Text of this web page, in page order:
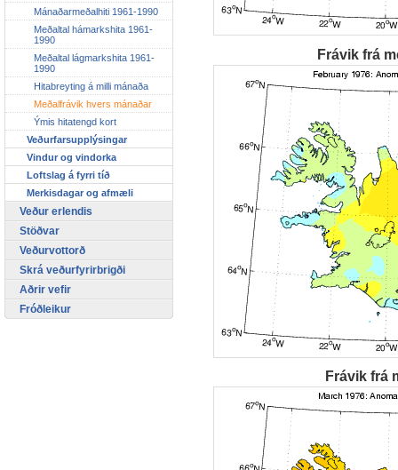
Frávik frá
Frávik frá
Mánaðarmeðalhiti 1961-1990
Meðaltal hámarkshita 1961-
1990
Meðaltal lágmarkshita 1961-
1990
Hitabreyting á milli mánaða
Meðalfrávik hvers mánaðar
Ýmis hitatengd kort
Veðurfarsupplýsingar
Vindur og vindorka
Loftslag á fyrri tíð
Merkisdagar og afmæli
Veður erlendis
Stöðvar
Veðurvottorð
Skrá veðurfyrirbrigði
Aðrir vefir
Fróðleikur